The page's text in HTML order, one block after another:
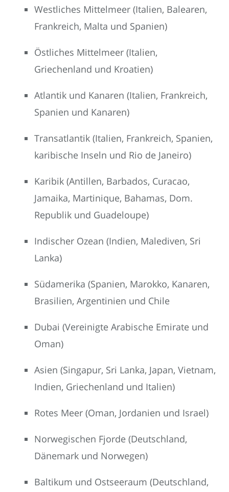
Westliches Mittelmeer (Italien, Balearen,
Frankreich, Malta und Spanien)
Östliches Mittelmeer (Italien,
Griechenland und Kroatien)
Atlantik und Kanaren (Italien, Frankreich,
Spanien und Kanaren)
Transatlantik (Italien, Frankreich, Spanien,
karibische Inseln und Rio de Janeiro)
Karibik (Antillen, Barbados, Curacao,
Jamaika, Martinique, Bahamas, Dom.
Republik und Guadeloupe)
Indischer Ozean (Indien, Malediven, Sri
Lanka)
Südamerika (Spanien, Marokko, Kanaren,
Brasilien, Argentinien und Chile
Dubai (Vereinigte Arabische Emirate und
Oman)
Asien (Singapur, Sri Lanka, Japan, Vietnam,
Indien, Griechenland und Italien)
Rotes Meer (Oman, Jordanien und Israel)
Norwegischen Fjorde (Deutschland,
Dänemark und Norwegen)
Baltikum und Ostseeraum (Deutschland,